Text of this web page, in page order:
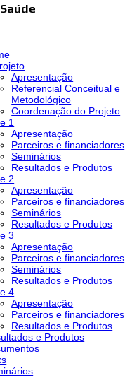
Apresentação
Referencial Conceitual e
Metodológico
Coordenação do Projeto
1
Apresentação
Parceiros e financiadores
Seminários
Resultados e Produtos
2
Apresentação
Parceiros e financiadores
Seminários
Resultados e Produtos
3
Apresentação
Parceiros e financiadores
Seminários
Resultados e Produtos
4
Apresentação
Parceiros e financiadores
Resultados e Produtos
e Produtos